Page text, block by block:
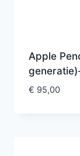
Apple
€ 95,00